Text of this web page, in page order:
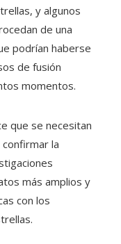
y algunos
de una
podrían haberse
de fusión
momentos.
que se necesitan
la
más amplios y
con los